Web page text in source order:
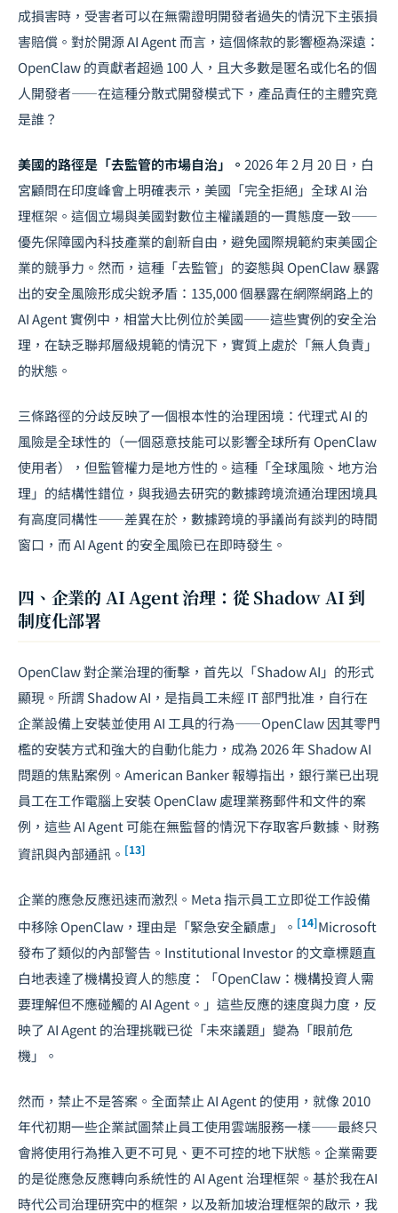
成損害時，受害者可以在無需證明開發者過失的情況下主張損
害賠償。對於開源 AI Agent 而言，這個條款的影響極為深遠：
OpenClaw 的貢獻者超過 100 人，且大多數是匿名或化名的個
人開發者——在這種分散式開發模式下，產品責任的主體究竟
是誰？
美國的路徑是「去監管的市場自治」。 2026 年 2 月 20 日，白
宮顧問在印度峰會上明確表示，美國「完全拒絕」全球 AI 治
理框架。這個立場與美國對數位主權議題的一貫態度一致——
優先保障國內科技產業的創新自由，避免國際規範約束美國企
業的競爭力。然而，這種「去監管」的姿態與 OpenClaw 暴露
出的安全風險形成尖銳矛盾：135,000 個暴露在網際網路上的
AI Agent 實例中，相當大比例位於美國——這些實例的安全治
理，在缺乏聯邦層級規範的情況下，實質上處於「無人負責」
的狀態。
三條路徑的分歧反映了一個根本性的治理困境：代理式 AI 的
風險是全球性的（一個惡意技能可以影響全球所有 OpenClaw
使用者），但監管權力是地方性的。這種「全球風險、地方治
理」的結構性錯位，與我過去研究的數據跨境流通治理困境具
有高度同構性——差異在於，數據跨境的爭議尚有談判的時間
窗口，而 AI Agent 的安全風險已在即時發生。
四、企業的 AI Agent 治理：從 Shadow AI 到
制度化部署
OpenClaw 對企業治理的衝擊，首先以「Shadow AI」的形式
顯現。所謂 Shadow AI，是指員工未經 IT 部門批准，自行在
企業設備上安裝並使用 AI 工具的行為——OpenClaw 因其零門
檻的安裝方式和強大的自動化能力，成為 2026 年 Shadow AI
問題的焦點案例。American Banker 報導指出，銀行業已出現
員工在工作電腦上安裝 OpenClaw 處理業務郵件和文件的案
例，這些 AI Agent 可能在無監督的情況下存取客戶數據、財務
資訊與內部通訊。 [13]
企業的應急反應迅速而激烈。Meta 指示員工立即從工作設備
中移除 OpenClaw，理由是「緊急安全顧慮」。 [14]Microsoft
發布了類似的內部警告。Institutional Investor 的文章標題直
白地表達了機構投資人的態度：「OpenClaw：機構投資人需
要理解但不應碰觸的 AI Agent。」這些反應的速度與力度，反
映了 AI Agent 的治理挑戰已從「未來議題」變為「眼前危
機」。
然而，禁止不是答案。全面禁止 AI Agent 的使用，就像 2010
年代初期一些企業試圖禁止員工使用雲端服務一樣——最終只
會將使用行為推入更不可見、更不可控的地下狀態。企業需要
的是從應急反應轉向系統性的 AI Agent 治理框架。基於我在AI
時代公司治理研究中的框架，以及新加坡治理框架的啟示，我